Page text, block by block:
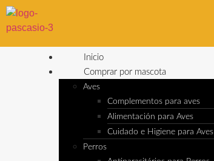
Inicio
Comprar por mascota
Aves
Complementos para aves
Alimentación para Aves
Cuidado e Higiene para Aves
Perros